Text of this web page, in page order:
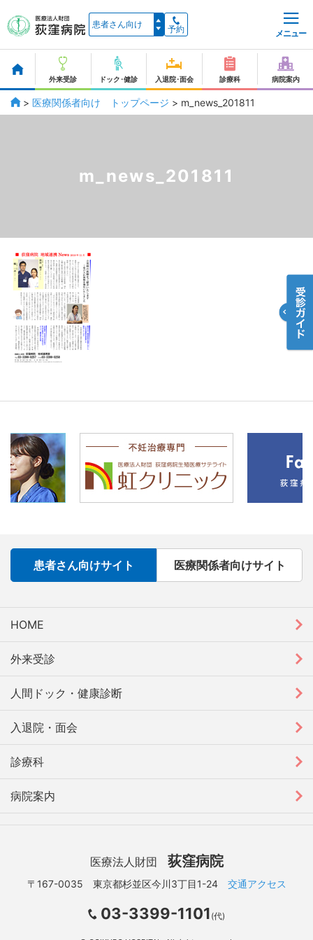
予約 メニュー
外来受診 ドック･健診 入退院･面会 診療科 病院案内
> 医療関係者向け トップページ > m_news_201811
m_news_201811
患者さん向けサイト 医療関係者向けサイト
HOME
外来受診
人間ドック・健康診断
入退院・面会
診療科
病院案内
医療法人財団 荻窪病院
〒167-0035 東京都杉並区今川3丁目1-24 交通アクセス
03-3399-1101 (代)